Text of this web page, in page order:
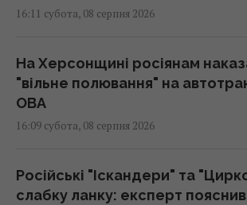
16:11 субота, 08 серпня 2026
На Херсонщині росіянам
"вільне полювання" на
ОВА
16:09 субота, 08 серпня 2026
Російські "Іскандери" та
слабку ланку: експерт пояснив,